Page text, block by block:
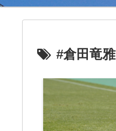
#倉田竜雅